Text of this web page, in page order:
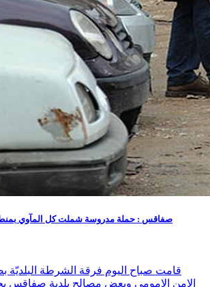
صفاقس : حملة مدروسة شملت كل المآوي
قامت صباح اليوم فرقة الشرطة
الامن الامومي وبعض مصالح بلدية صفاقس